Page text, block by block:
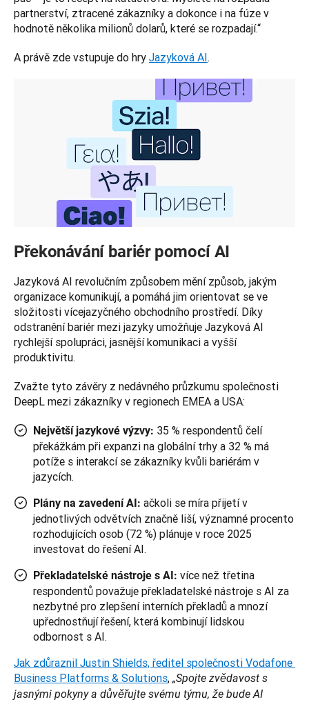
partnerství, ztracené zákazníky a dokonce i na fúze v
hodnotě několika milionů dolarů, které se rozpadají.“
A právě zde vstupuje do hry Jazyková AI.
Překonávání bariér pomocí AI
Jazyková AI revolučním způsobem mění způsob, jakým
organizace komunikují, a pomáhá jim orientovat se ve
složitosti vícejazyčného obchodního prostředí. Díky
odstranění bariér mezi jazyky umožňuje Jazyková AI
rychlejší spolupráci, jasnější komunikaci a vyšší
produktivitu.
Zvažte tyto závěry z nedávného průzkumu společnosti
Největší jazykové výzvy: 35 % respondentů čelí
překážkám při expanzi na globální trhy a 32 % má
potíže s interakcí se zákazníky kvůli bariérám v
jazycích.
Plány na zavedení AI: ačkoli se míra přijetí v
jednotlivých odvětvích značně liší, významné procento
rozhodujících osob (72 %) plánuje v roce 2025
investovat do řešení AI.
Překladatelské nástroje s AI: více než třetina
respondentů považuje překladatelské nástroje s AI za
nezbytné pro zlepšení interních překladů a mnozí
upřednostňují řešení, která kombinují lidskou
odbornost s AI.
Jak zdůraznil Justin Shields, ředitel společnosti Vodafone
Business Platforms & Solutions, „Spojte zvědavost s
jasnými pokyny a důvěřujte svému týmu, že bude AI